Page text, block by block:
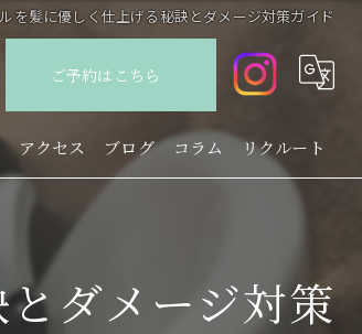
を髪に優しく仕上げる秘訣とダメージ対策ガイド
ご予約はこちら
アクセス ブログ コラム リクルート
ダメージ対策